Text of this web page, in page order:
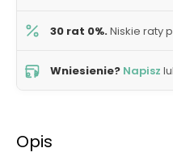
30 rat 0%.Niskie raty
Wniesienie? Napisz
Opis